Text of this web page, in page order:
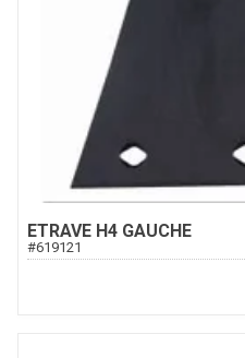
ETRAVE H4 GAUCHE
#619121